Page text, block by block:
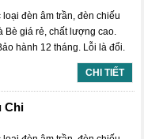
đèn âm trần, đèn chiếu
Bè giá rẻ, chất lượng cao.
hành 12 tháng. Lỗi là đổi.
CHI TIẾT
Chi